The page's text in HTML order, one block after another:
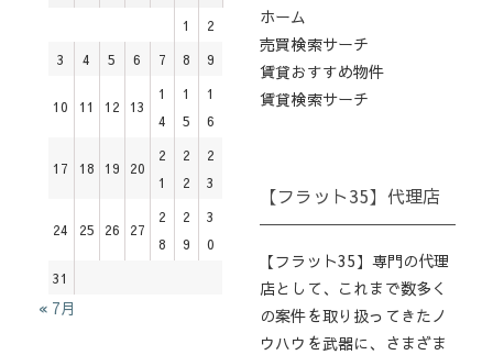
1
2
3
4 5 6 7 8 9
10 11 12 13
1
4
1
5
1
6
17 18 19 20
2
1
2
2
2
3
24 25 26 27
2
8
2
9
3
0
31
« 7月
ホーム
売買検索サーチ
賃貸おすすめ物件
賃貸検索サーチ
【フラット35】代理店
【フラット35】専門の代理
店として、これまで数多く
の案件を取り扱ってきたノ
ウハウを武器に、さまざま